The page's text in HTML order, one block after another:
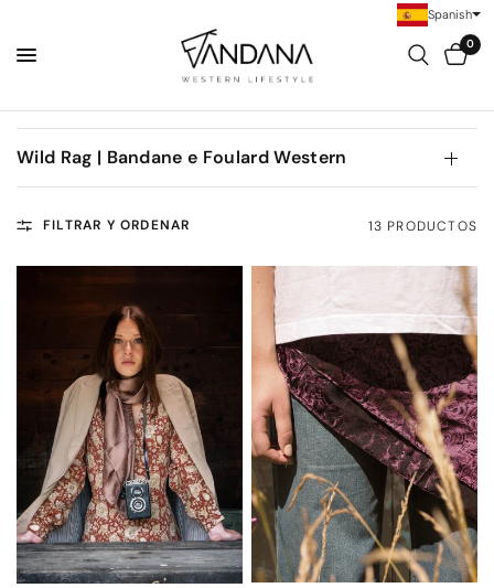
0
Wild Rag | Bandane e Foulard Western
FILTRAR Y ORDENAR 13 PRODUCTOS
Spanish